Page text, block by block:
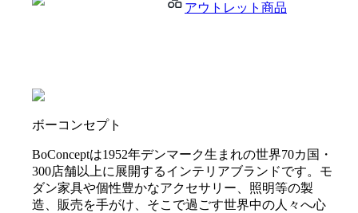
アウトレット商品
ボーコンセプト
BoConceptは1952年デンマーク生まれの世界70カ国・
300店舗以上に展開するインテリアブランドです。モ
ダン家具や個性豊かなアクセサリー、照明等の製
造、販売を手がけ、そこで過ごす世界中の人々へ心